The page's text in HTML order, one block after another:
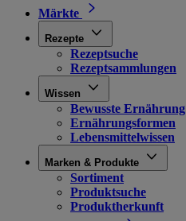
Märkte
Rezepte
Rezeptsuche
Rezeptsammlungen
Wissen
Bewusste Ernährung
Ernährungsformen
Lebensmittelwissen
Marken & Produkte
Sortiment
Produktsuche
Produktherkunft